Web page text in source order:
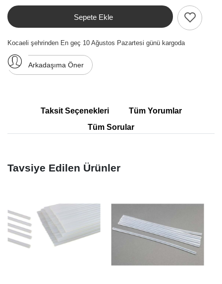
Sepete Ekle
Kocaeli şehrinden En geç 10 Ağustos Pazartesi günü kargoda
Arkadaşıma Öner
Taksit Seçenekleri
Tüm Yorumlar
Tüm Sorular
Tavsiye Edilen Ürünler